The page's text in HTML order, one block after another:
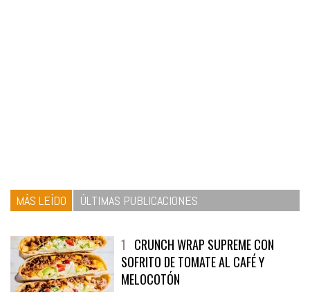
MÁS LEÍDO ÚLTIMAS PUBLICACIONES
1 CRUNCH WRAP SUPREME CON
SOFRITO DE TOMATE AL CAFÉ Y
MELOCOTÓN